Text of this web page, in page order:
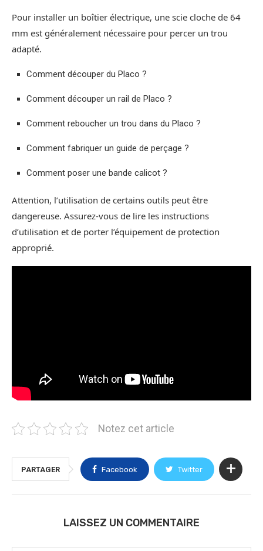
Pour installer un boîtier électrique, une scie cloche de 64
mm est généralement nécessaire pour percer un trou
adapté.
Comment découper du Placo ?
Comment découper un rail de Placo ?
Comment reboucher un trou dans du Placo ?
Comment fabriquer un guide de perçage ?
Comment poser une bande calicot ?
Attention, l’utilisation de certains outils peut être
dangereuse. Assurez-vous de lire les instructions
d’utilisation et de porter l’équipement de protection
approprié.
Notez cet article
PARTAGER Facebook Twitter
LAISSEZ UN COMMENTAIRE